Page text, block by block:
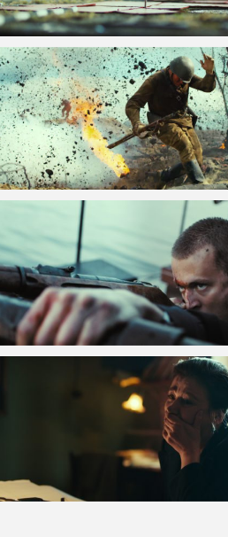
VOIR LA PHOTO EN GRAND
VOIR LA PHOTO EN GRAND
VOIR LA PHOTO EN GRAND